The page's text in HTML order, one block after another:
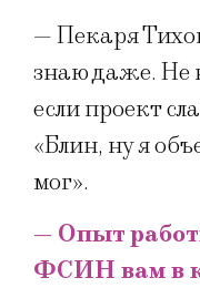
— Пекаря
знаю даже. Не
если проект
«Блин, ну я
мог».
— Опыт
ФСИН вам в